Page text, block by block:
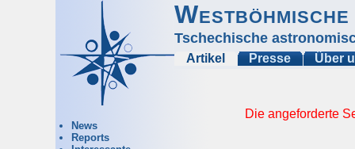
Tschechische
Artikel Presse Über
News
Reports
Die angeforderte